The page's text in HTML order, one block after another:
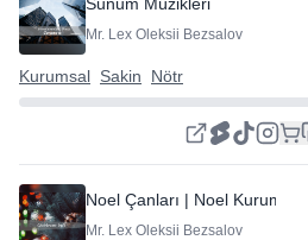
Mr. Lex Oleksii Bezsalov
Kurumsal Sakin Nötr
Noel Çanları | Noel Kurumsal
Mr. Lex Oleksii Bezsalov